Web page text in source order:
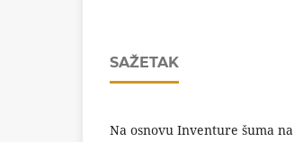
SAŽETAK
Na osnovu Inventure šuma